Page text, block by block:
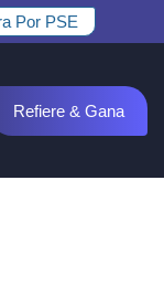
Por PSE
Refiere & Gana